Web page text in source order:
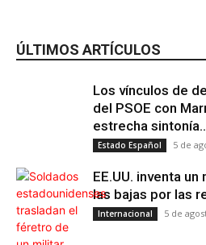
ÚLTIMOS ARTÍCULOS
Los vínculos de
del PSOE con
estrecha
Estado Español 5 de
EE.UU. inventa
las bajas por las
Internacional 5 de